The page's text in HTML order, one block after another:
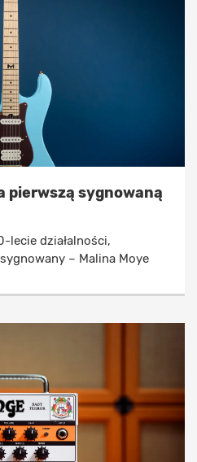
pierwszą sygnowaną
lecie działalności,
– Malina Moye